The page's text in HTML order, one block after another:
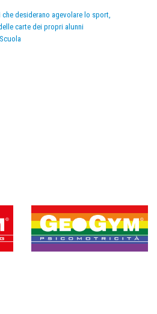
desiderano agevolare lo sport,
carte dei propri alunni